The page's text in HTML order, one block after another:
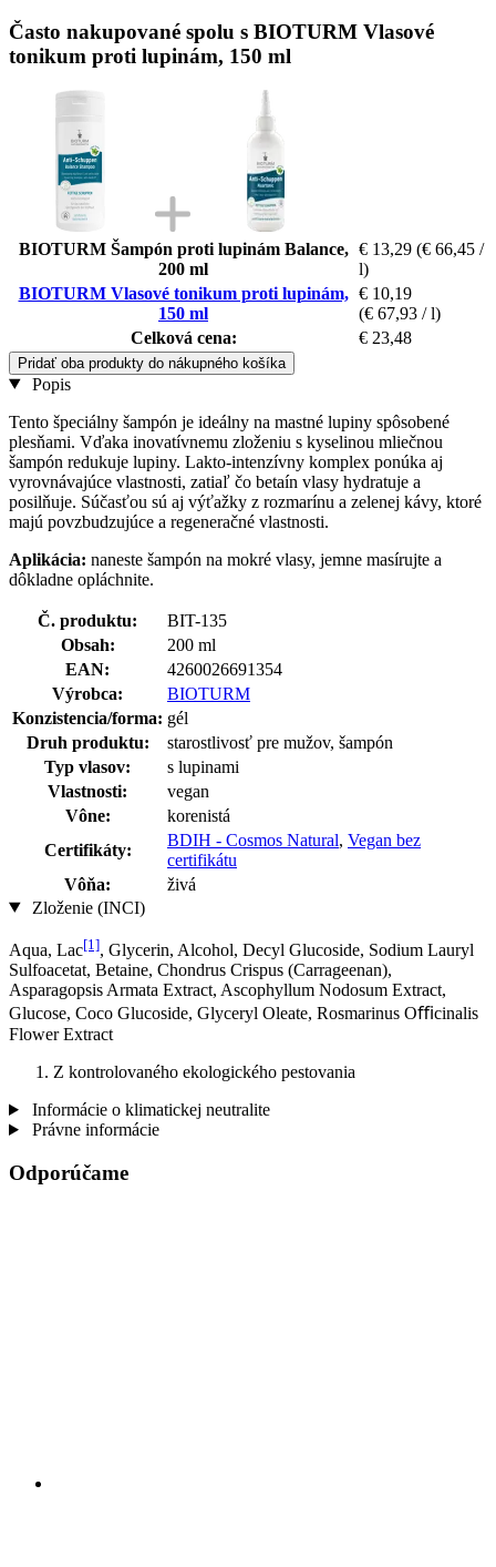
Často nakupované spolu s BIOTURM Vlasové
tonikum proti lupinám, 150 ml
BIOTURM Šampón proti lupinám Balance,
200 ml
€ 13,29 (€ 66,45 /
l)
BIOTURM Vlasové tonikum proti lupinám,
150 ml
€ 10,19
(€ 67,93 / l)
Celková cena:
€ 23,48
Pridať oba produkty do nákupného košíka
Popis
Tento špeciálny šampón je ideálny na mastné lupiny spôsobené
plesňami. Vďaka inovatívnemu zloženiu s kyselinou mliečnou
šampón redukuje lupiny. Lakto-intenzívny komplex ponúka aj
vyrovnávajúce vlastnosti, zatiaľ čo betaín vlasy hydratuje a
posilňuje. Súčasťou sú aj výťažky z rozmarínu a zelenej kávy, ktoré
majú povzbudzujúce a regeneračné vlastnosti.
Aplikácia: naneste šampón na mokré vlasy, jemne masírujte a
dôkladne opláchnite.
Č. produktu:
BIT-135
Obsah:
200 ml
EAN:
4260026691354
Výrobca:
BIOTURM
Konzistencia/forma: gél
Druh produktu:
starostlivosť pre mužov, šampón
Typ vlasov:
s lupinami
Vlastnosti:
vegan
Vône:
korenistá
Certifikáty:
BDIH - Cosmos Natural, Vegan bez
certifikátu
Vôňa:
živá
Zloženie (INCI)
Aqua, Lac[1], Glycerin, Alcohol, Decyl Glucoside, Sodium Lauryl
Sulfoacetat, Betaine, Chondrus Crispus (Carrageenan),
Asparagopsis Armata Extract, Ascophyllum Nodosum Extract,
Glucose, Coco Glucoside, Glyceryl Oleate, Rosmarinus Oﬃcinalis
Flower Extract
Z kontrolovaného ekologického pestovania
Informácie o klimatickej neutralite
Právne informácie
Odporúčame